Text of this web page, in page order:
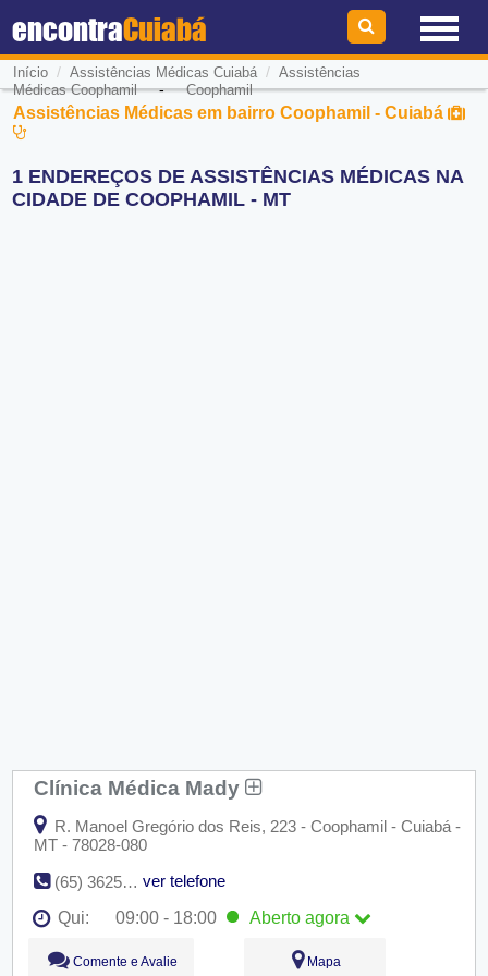
encontraCuiabá
Início / Assistências Médicas Cuiabá/ Assistências
Médicas Coophamil-Coophamil
Assistências Médicas em bairro Coophamil - Cuiabá
1 ENDEREÇOS DE ASSISTÊNCIAS MÉDICAS NA
CIDADE DE COOPHAMIL - MT
Clínica Médica Mady
R. Manoel Gregório dos Reis, 223 - Coophamil - Cuiabá -
MT - 78028-080
(65) 3625-3938
ver telefone
Qui:
09:00 - 18:00 Aberto agora
Seg:
Ter:
09:00 - 18:00
Comente e Avalie Mapa